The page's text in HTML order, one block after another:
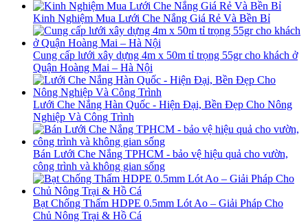
Kinh Nghiệm Mua Lưới Che Nắng Giá Rẻ Và Bền Bỉ
Cung cấp lưới xây dựng 4m x 50m tỉ trọng 55gr cho khách ở
Quận Hoàng Mai – Hà Nội
Lưới Che Nắng Hàn Quốc - Hiện Đại, Bền Đẹp Cho Nông
Nghiệp Và Công Trình
Bán Lưới Che Nắng TPHCM - bảo vệ hiệu quả cho vườn,
công trình và không gian sống
Bạt Chống Thấm HDPE 0.5mm Lót Ao – Giải Pháp Cho
Chủ Nông Trại & Hồ Cá